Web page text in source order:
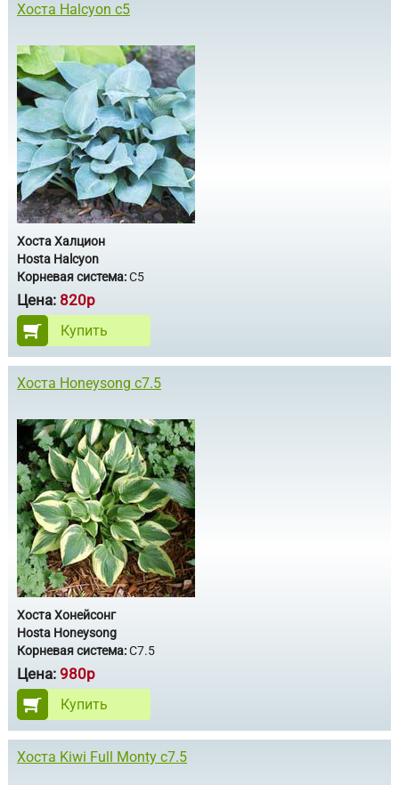
Хоста Halcyon с5
Хоста Халцион
Hosta Halcyon
Корневая система:С5
Цена: 820р
Купить
Хоста Honeysong с7.5
Хоста Хонейсонг
Hosta Honeysong
Корневая система:С7.5
Цена: 980р
Купить
Хоста Kiwi Full Monty с7.5